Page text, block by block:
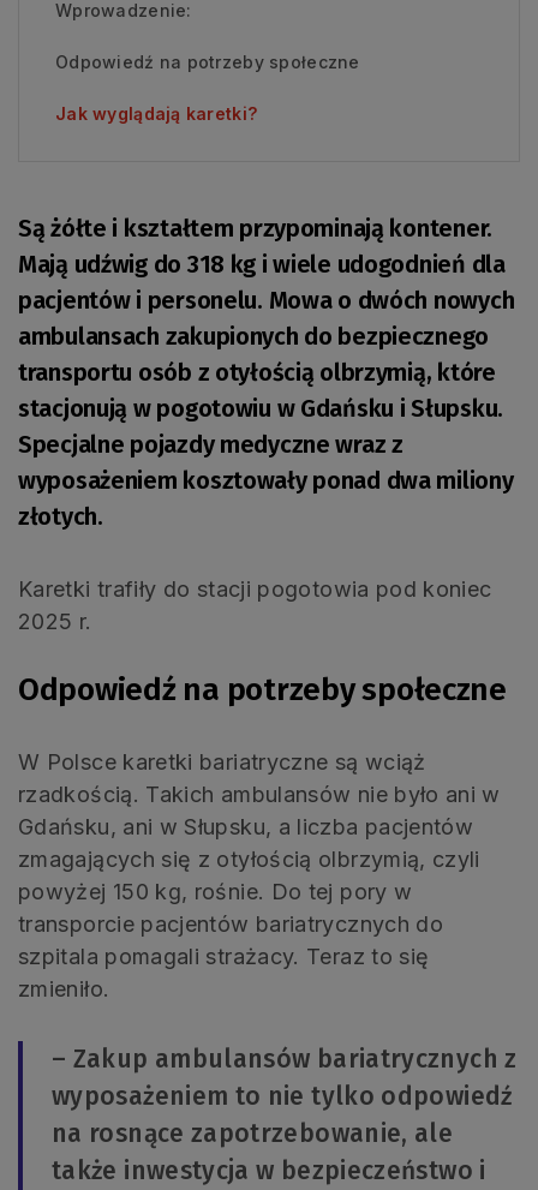
Wprowadzenie:
Odpowiedź na potrzeby społeczne
Jak wyglądają karetki?
Są żółte i kształtem przypominają kontener.
Mają udźwig do 318 kg i wiele udogodnień dla
pacjentów i personelu. Mowa o dwóch nowych
ambulansach zakupionych do bezpiecznego
transportu osób z otyłością olbrzymią, które
stacjonują w pogotowiu w Gdańsku i Słupsku.
Specjalne pojazdy medyczne wraz z
wyposażeniem kosztowały ponad dwa miliony
złotych.
Karetki trafiły do stacji pogotowia pod koniec
2025 r.
Odpowiedź na potrzeby społeczne
W Polsce karetki bariatryczne są wciąż
rzadkością. Takich ambulansów nie było ani w
Gdańsku, ani w Słupsku, a liczba pacjentów
zmagających się z otyłością olbrzymią, czyli
powyżej 150 kg, rośnie. Do tej pory w
transporcie pacjentów bariatrycznych do
szpitala pomagali strażacy. Teraz to się
zmieniło.
– Zakup ambulansów bariatrycznych z
wyposażeniem to nie tylko odpowiedź
na rosnące zapotrzebowanie, ale
także inwestycja w bezpieczeństwo i